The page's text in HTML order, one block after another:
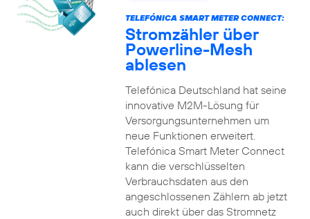
TELEFÓNICA SMART METER CONNECT:
Stromzähler über
Powerline-Mesh
ablesen
Telefónica Deutschland hat seine
innovative M2M-Lösung für
Versorgungsunternehmen um
neue Funktionen erweitert.
Telefónica Smart Meter Connect
kann die verschlüsselten
Verbrauchsdaten aus den
angeschlossenen Zählern ab jetzt
auch direkt über das Stromnetz